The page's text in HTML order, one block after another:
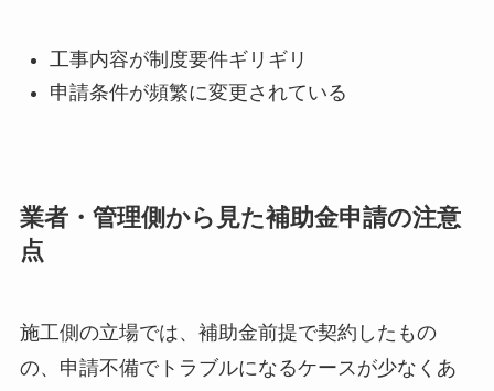
工事内容が制度要件ギリギリ
申請条件が頻繁に変更されている
業者・管理側から見た補助金申請の注意
点
施工側の立場では、補助金前提で契約したもの
の、申請不備でトラブルになるケースが少なくあ